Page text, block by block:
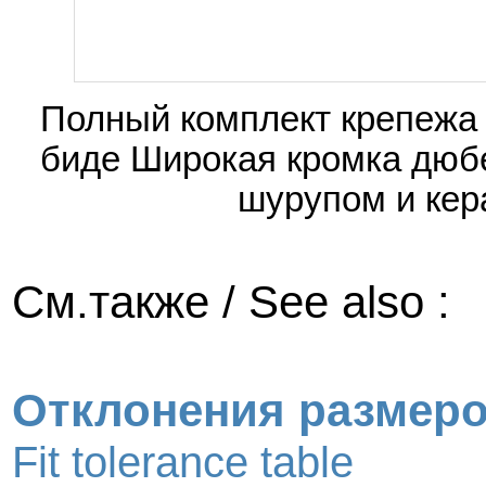
Полный комплект
биде Широкая кромка
шурупом и
См.также / See also :
Отклонения
Fit tolerance table